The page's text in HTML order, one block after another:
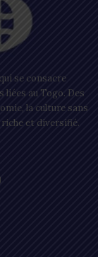
se consacre
au Togo. Des
la culture sans
et diversifié.